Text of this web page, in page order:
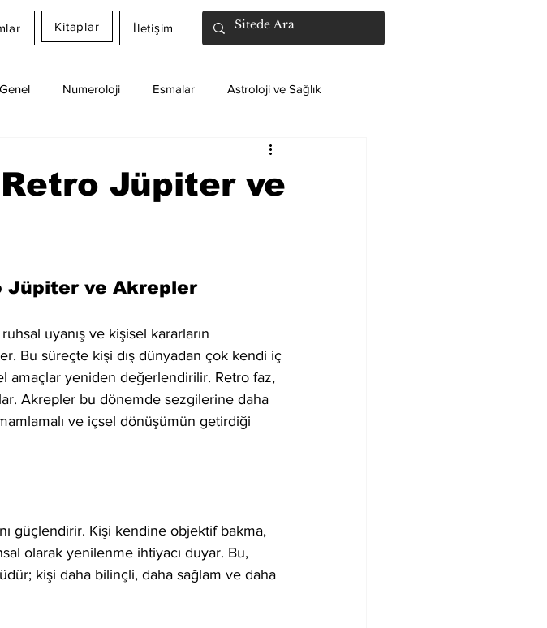
Kitaplar İletişim
Genel Numeroloji Esmalar Astroloji ve Sağlık
Jüpiter ve
Jüpiter ve Akrepler
uyanış ve kişisel kararların
Bu süreçte kişi dış dünyadan çok kendi iç
amaçlar yeniden değerlendirilir. Retro faz,
Akrepler bu dönemde sezgilerine daha
ve içsel dönüşümün getirdiği
güçlendirir. Kişi kendine objektif bakma,
olarak yenilenme ihtiyacı duyar. Bu,
kişi daha bilinçli, daha sağlam ve daha